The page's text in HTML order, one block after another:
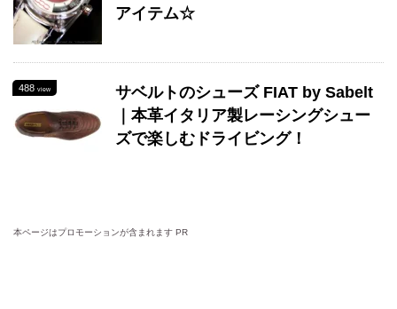
アイテム☆
488 view
サベルトのシューズ FIAT by Sabelt
｜本革イタリア製レーシングシュー
ズで楽しむドライビング！
本ページはプロモーションが含まれます PR